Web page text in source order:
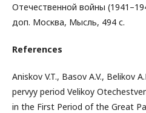
Отечественной войны
доп. Москва, Мысль, 494 с.
References
Aniskov V.T., Basov A.V., Belikov
pervyy period Velikoy
in the First Period of the Great